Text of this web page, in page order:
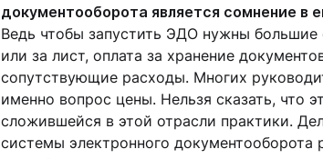
документооборота является сомнение в
Ведь чтобы запустить ЭДО нужны
или за лист, оплата за хранение
сопутствующие расходы. Многих
именно вопрос цены. Нельзя сказать, что
сложившейся в этой отрасли практики.
системы электронного документооборота